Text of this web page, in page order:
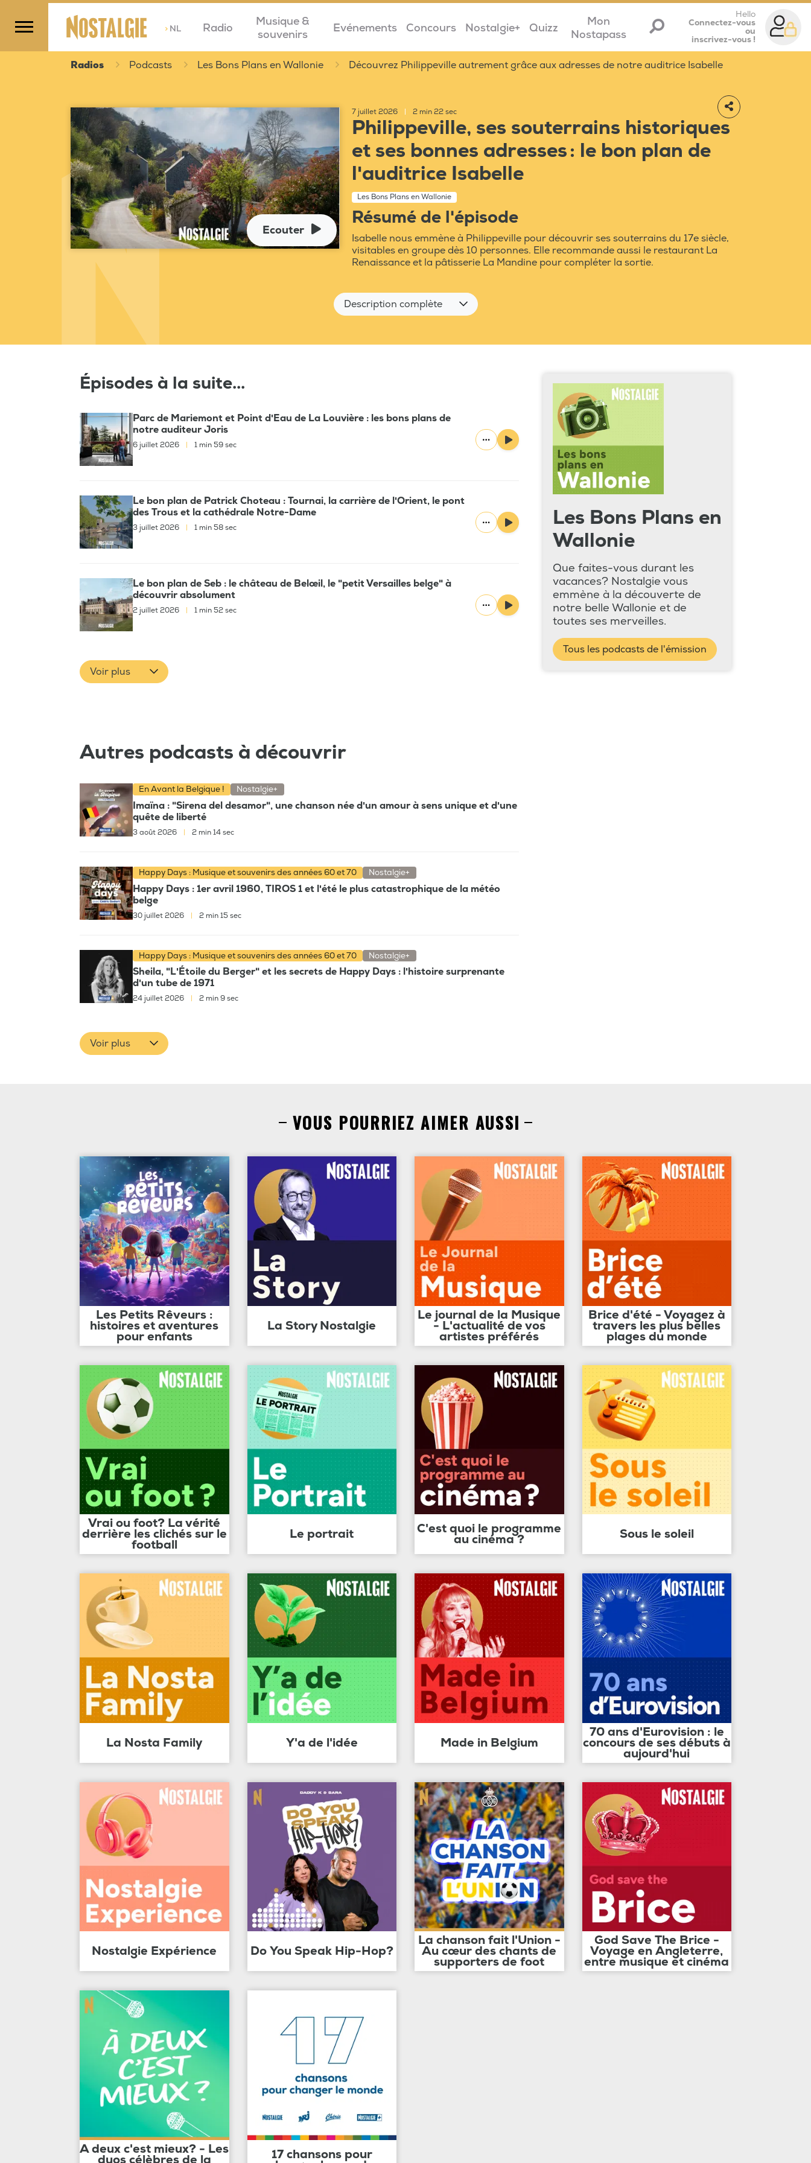
>NL Radio
Musique &
souvenirs
Evénements Concours Nostalgie+ Quizz
Mon
Nostapass
Hello
Connectez-vous
ou
inscrivez-vous !
Radios Podcasts Les Bons Plans en Wallonie Découvrez Philippeville autrement grâce aux adresses de notre auditrice Isabelle
Ecouter
7 juillet 2026 2 min 22 sec
Philippeville, ses souterrains historiques
et ses bonnes adresses : le bon plan de
l'auditrice Isabelle
Les Bons Plans en Wallonie
Résumé de l'épisode
Isabelle nous emmène à Philippeville pour découvrir ses souterrains du 17e siècle,
visitables en groupe dès 10 personnes. Elle recommande aussi le restaurant La
Renaissance et la pâtisserie La Mandine pour compléter la sortie.
Description complète
Épisodes à la suite...
Parc de Mariemont et Point d'Eau de La Louvière : les bons plans de
notre auditeur Joris
6 juillet 2026 1 min 59 sec
Le bon plan de Patrick Choteau : Tournai, la carrière de l'Orient, le pont
des Trous et la cathédrale Notre-Dame
3 juillet 2026 1 min 58 sec
Le bon plan de Seb : le château de Belœil, le "petit Versailles belge" à
découvrir absolument
2 juillet 2026 1 min 52 sec
Voir plus
Les Bons Plans en
Wallonie
Que faites-vous durant les
vacances? Nostalgie vous
emmène à la découverte de
notre belle Wallonie et de
toutes ses merveilles.
Tous les podcasts de l'émission
Autres podcasts à découvrir
En Avant la Belgique ! Nostalgie+
Imaïna : "Sirena del desamor", une chanson née d'un amour à sens unique et d'une
quête de liberté
3 août 2026 2 min 14 sec
Happy Days : Musique et souvenirs des années 60 et 70 Nostalgie+
Happy Days : 1er avril 1960, TIROS 1 et l'été le plus catastrophique de la météo
belge
30 juillet 2026 | 2 min 15 sec
Happy Days : Musique et souvenirs des années 60 et 70 Nostalgie+
Sheila, "L'Étoile du Berger" et les secrets de Happy Days : l'histoire surprenante
d'un tube de 1971
24 juillet 2026 2 min 9 sec
Voir plus
VOUS POURRIEZ AIMER AUSSI
Les Petits Rêveurs :
histoires et aventures
pour enfants
La Story Nostalgie
Le journal de la Musique
- L'actualité de vos
artistes préférés
Brice d'été - Voyagez à
travers les plus belles
plages du monde
Vrai ou foot? La vérité
derrière les clichés sur le
football
Le portrait C'est quoi le programme
au cinéma ? Sous le soleil
La Nosta Family Y'a de l'idée Made in Belgium
70 ans d'Eurovision : le
concours de ses débuts à
aujourd'hui
Nostalgie Expérience Do You Speak Hip-Hop?
La chanson fait l'Union -
Au cœur des chants de
supporters de foot
God Save The Brice -
Voyage en Angleterre,
entre musique et cinéma
A deux c'est mieux? - Les
duos célèbres de la 17 chansons pour